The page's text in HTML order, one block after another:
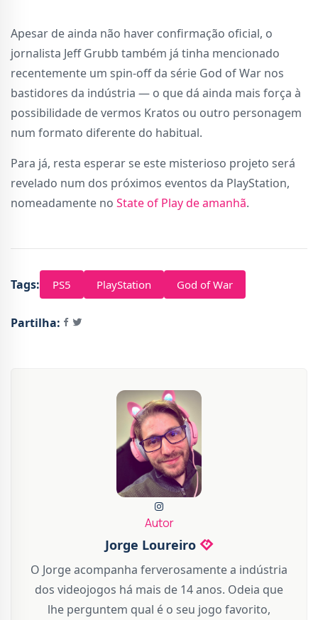
Apesar de ainda não haver confirmação oficial, o
jornalista Jeff Grubb também já tinha mencionado
recentemente um spin-off da série God of War nos
bastidores da indústria — o que dá ainda mais força à
possibilidade de vermos Kratos ou outro personagem
num formato diferente do habitual.
Para já, resta esperar se este misterioso projeto será
revelado num dos próximos eventos da PlayStation,
nomeadamente no State of Play de amanhã.
Tags: PS5 PlayStation God of War
Partilha:
Autor
Jorge Loureiro
O Jorge acompanha ferverosamente a indústria
dos videojogos há mais de 14 anos. Odeia que
lhe perguntem qual é o seu jogo favorito,